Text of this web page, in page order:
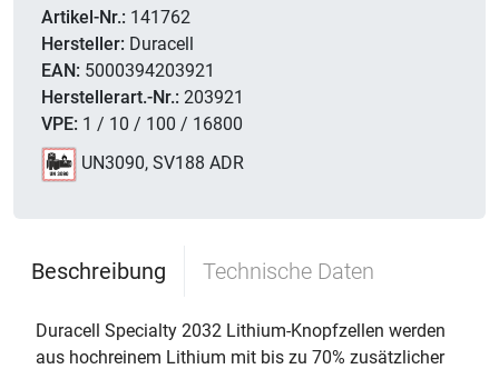
Artikel-Nr.: 141762
Hersteller: Duracell
EAN: 5000394203921
Herstellerart.-Nr.: 203921
VPE: 1 / 10 / 100 / 16800
UN3090, SV188 ADR
Beschreibung Technische Daten
Duracell Specialty 2032 Lithium-Knopfzellen werden
aus hochreinem Lithium mit bis zu 70% zusätzlicher